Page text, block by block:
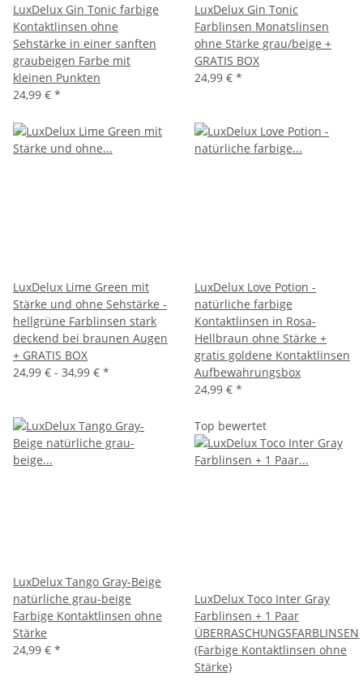
LuxDelux Gin Tonic farbige
Kontaktlinsen ohne
Sehstärke in einer sanften
graubeigen Farbe mit
kleinen Punkten
24,99 € *
LuxDelux Gin Tonic
Farblinsen Monatslinsen
ohne Stärke grau/beige +
GRATIS BOX
24,99 € *
LuxDelux Lime Green mit
Stärke und ohne Sehstärke -
hellgrüne Farblinsen stark
deckend bei braunen Augen
+ GRATIS BOX
24,99 € - 34,99 € *
LuxDelux Love Potion -
natürliche farbige
Kontaktlinsen in Rosa-
Hellbraun ohne Stärke +
gratis goldene Kontaktlinsen
Aufbewahrungsbox
24,99 € *
LuxDelux Tango Gray-Beige
natürliche grau-beige
Farbige Kontaktlinsen ohne
Stärke
24,99 € *
Top bewertet
LuxDelux Toco Inter Gray
Farblinsen + 1 Paar
ÜBERRASCHUNGSFARBLINSEN
(Farbige Kontaktlinsen ohne
Stärke)